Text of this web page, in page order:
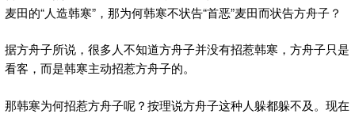
麦田的“人造韩寒”，那为何韩寒不状告“首恶”麦田而状告方舟子？
据方舟子所说，很多人不知道方舟子并没有招惹韩寒，方舟子只是
看客，而是韩寒主动招惹方舟子的。
那韩寒为何招惹方舟子呢？按理说方舟子这种人躲都躲不及。现在